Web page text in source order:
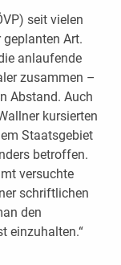
seit vielen
Art.
anlaufende
zusammen –
Abstand. Auch
kursierten
Staatsgebiet
betroffen.
versuchte
schriftlichen
den
einzuhalten.“